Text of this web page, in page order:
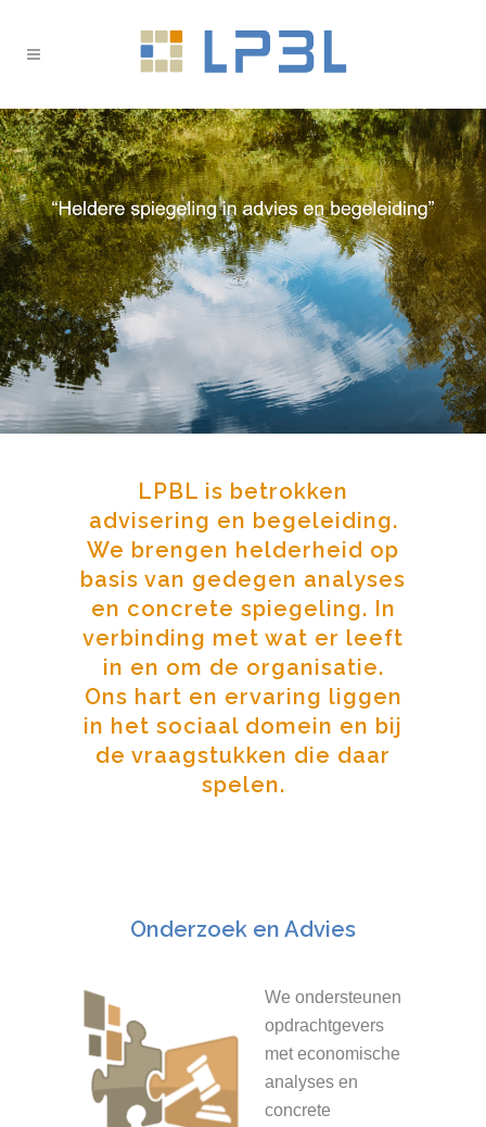
LPBL is betrokken
advisering en begeleiding.
We brengen helderheid op
basis van gedegen analyses
en concrete spiegeling. In
verbinding met wat er leeft
in en om de organisatie.
Ons hart en ervaring liggen
in het sociaal domein en bij
de vraagstukken die daar
spelen.
Onderzoek en Advies
We ondersteunen
opdrachtgevers
met economische
analyses en
concrete